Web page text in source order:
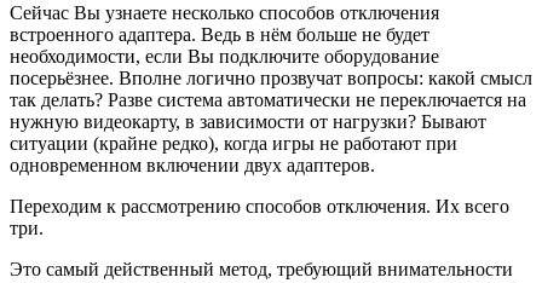
Сейчас Вы узнаете несколько способов отключения
встроенного адаптера. Ведь в нём больше не будет
необходимости, если Вы подключите оборудование
посерьёзнее. Вполне логично прозвучат вопросы: какой смысл
так делать? Разве система автоматически не переключается на
нужную видеокарту, в зависимости от нагрузки? Бывают
ситуации (крайне редко), когда игры не работают при
одновременном включении двух адаптеров.
Переходим к рассмотрению способов отключения. Их всего
три.
Это самый действенный метод, требующий внимательности